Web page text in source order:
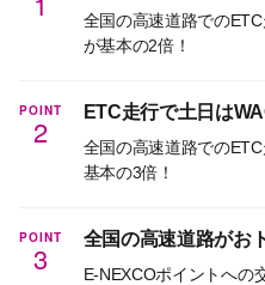
全国の高速道路での
が基本の2倍！
POINT
2
ETC走行で土日は
全国の高速道路での
基本の3倍！
POINT
3
全国の高速道路がお
E-NEXCOポイントへの